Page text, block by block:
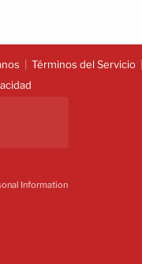
Términos del Servicio
Information